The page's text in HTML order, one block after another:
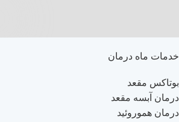
خدمات ماه درمان
بوتاکس مقعد
درمان آبسه مقعد
درمان هموروئید